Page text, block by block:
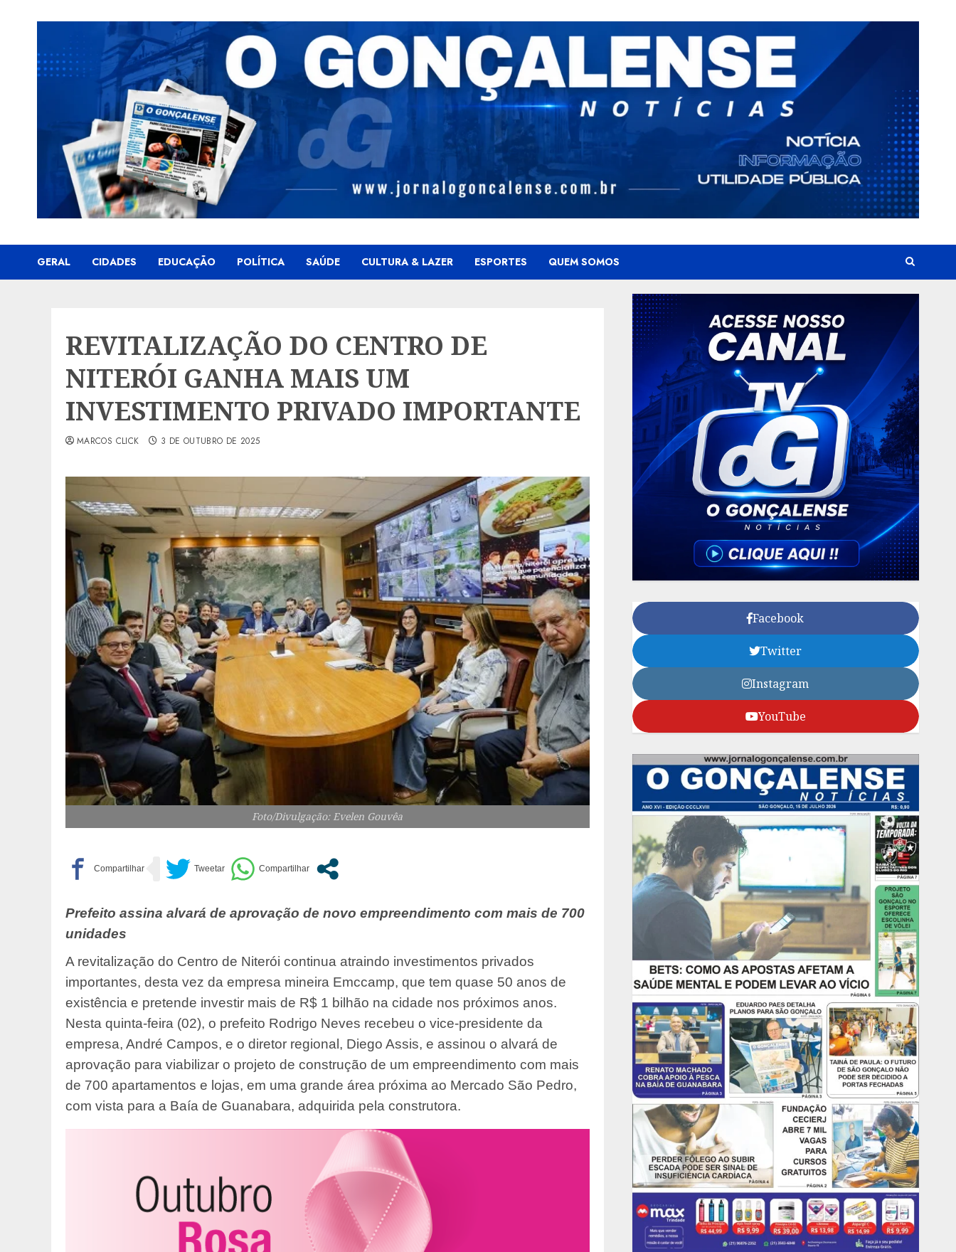
GERAL CIDADES EDUCAÇÃO POLÍTICA SAÚDE CULTURA & LAZER ESPORTES QUEM SOMOS
REVITALIZAÇÃO DO CENTRO DE
NITERÓI GANHA MAIS UM
INVESTIMENTO PRIVADO IMPORTANTE
MARCOS CLICK 3 DE OUTUBRO DE 2025
Foto/Divulgação: Evelen Gouvêa
Prefeito assina alvará de aprovação de novo empreendimento com mais de 700
unidades
A revitalização do Centro de Niterói continua atraindo investimentos privados
importantes, desta vez da empresa mineira Emccamp, que tem quase 50 anos de
existência e pretende investir mais de R$ 1 bilhão na cidade nos próximos anos.
Nesta quinta-feira (02), o prefeito Rodrigo Neves recebeu o vice-presidente da
empresa, André Campos, e o diretor regional, Diego Assis, e assinou o alvará de
aprovação para viabilizar o projeto de construção de um empreendimento com mais
de 700 apartamentos e lojas, em uma grande área próxima ao Mercado São Pedro,
com vista para a Baía de Guanabara, adquirida pela construtora.
Facebook
Twitter
Instagram
YouTube